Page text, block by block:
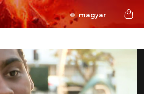
magyar